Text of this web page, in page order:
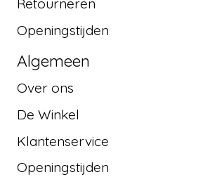
Retourneren
Openingstijden
Algemeen
Over ons
De Winkel
Klantenservice
Openingstijden